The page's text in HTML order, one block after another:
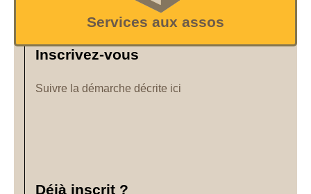
Services aux assos
Inscrivez-vous
Suivre la démarche décrite ici
Déjà inscrit ?